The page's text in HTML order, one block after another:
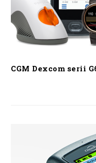
CGM Dexcom serii